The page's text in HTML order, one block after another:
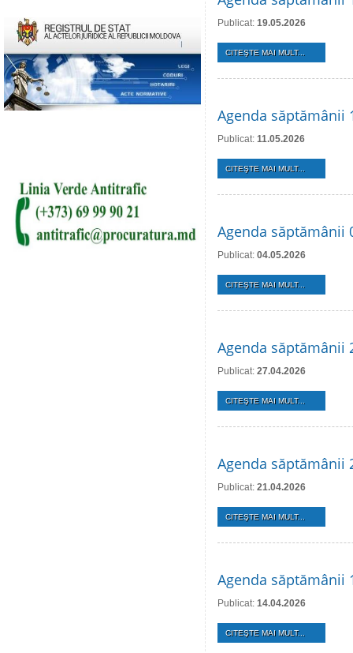
Publicat: 19.05.2026
CITEŞTE MAI MULT...
Agenda săptămânii
Publicat: 11.05.2026
CITEŞTE MAI MULT...
Agenda săptămânii
Publicat: 04.05.2026
CITEŞTE MAI MULT...
Agenda săptămânii
Publicat: 27.04.2026
CITEŞTE MAI MULT...
Agenda săptămânii
Publicat: 21.04.2026
CITEŞTE MAI MULT...
Agenda săptămânii
Publicat: 14.04.2026
CITEŞTE MAI MULT...